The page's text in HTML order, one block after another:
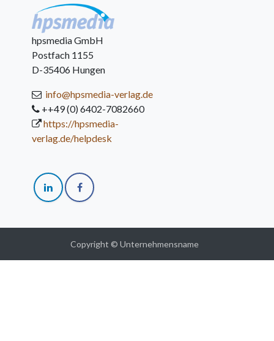
hpsmedia GmbH
Postfach 1155
D-35406 Hungen
info@hpsmedia-verlag.de
++49 (0) 6402-7082660
https://hpsmedia-
verlag.de/helpdesk
Copyright © Unternehmensname